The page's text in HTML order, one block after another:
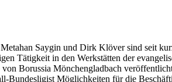
Saygin und Dirk Klöver sind seit
Tätigkeit in den Werkstätten der
von Borussia Mönchengladbach
Bundesligist Möglichkeiten für die